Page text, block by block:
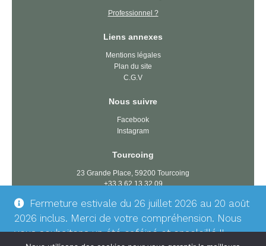
Fermeture estivale du 26 juillet 2026 au 20 août
2026 inclus. Merci de votre compréhension. Nous
vous souhaitons un été caféiné et ensoleillé !!
Professionnel ?
Liens annexes
Mentions légales
Plan du site
C.G.V
Nous suivre
Facebook
Instagram
Tourcoing
23 Grande Place, 59200 Tourcoing
+33 3 62 13 32 09
Dunkerque